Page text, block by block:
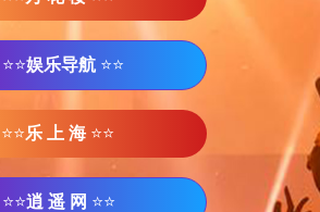
⭐⭐娱乐导航 ⭐⭐
⭐⭐乐 上 海 ⭐⭐
⭐⭐逍 遥 网 ⭐⭐